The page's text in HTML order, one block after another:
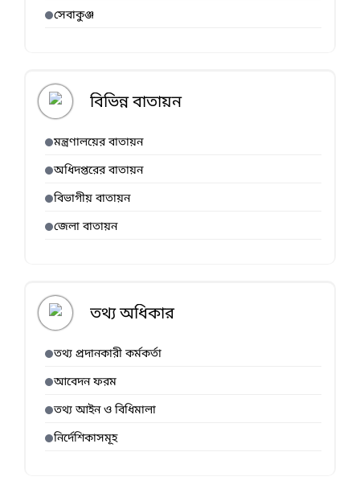
সেবাকুঞ্জ
বিভিন্ন বাতায়ন
মন্ত্রণালয়ের বাতায়ন
অধিদপ্তরের বাতায়ন
বিভাগীয় বাতায়ন
জেলা বাতায়ন
তথ্য অধিকার
তথ্য প্রদানকারী কর্মকর্তা
আবেদন ফরম
তথ্য আইন ও বিধিমালা
নির্দেশিকাসমূহ